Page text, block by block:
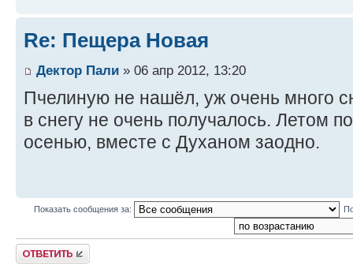
Re: Пещера Новая
Дектор Пали » 06 апр 2012, 13:20
Пчелиную не нашёл, уж очень много
в снегу не очень получалось. Летом
осенью, вместе с Духаном заодно.
Показать сообщения за:
Ответить